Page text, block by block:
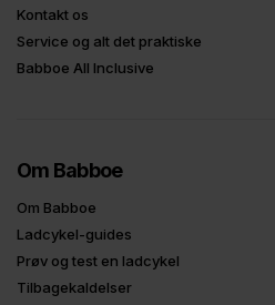
Kontakt os
Service og alt det praktiske
Babboe All Inclusive
Om Babboe
Om Babboe
Ladcykel-guides
Prøv og test en ladcykel
Tilbagekaldelser